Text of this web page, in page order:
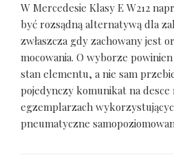
W Mercedesie Klasy E W212
być rozsądną alternatywą dla
zwłaszcza gdy zachowany jest
mocowania. O wyborze
stan elementu, a nie sam
pojedynczy komunikat na desce
egzemplarzach
pneumatyczne